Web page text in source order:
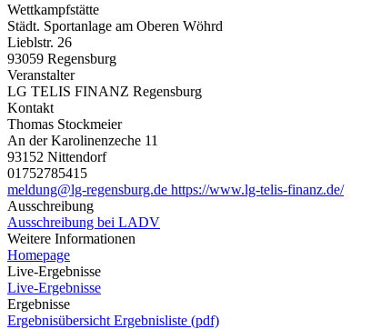
Wettkampfstätte
Städt. Sportanlage am Oberen Wöhrd
Lieblstr. 26
93059 Regensburg
Veranstalter
LG TELIS FINANZ Regensburg
Kontakt
Thomas Stockmeier
An der Karolinenzeche 11
93152 Nittendorf
01752785415
meldung@lg-regensburg.de https://www.lg-telis-finanz.de/
Ausschreibung
Ausschreibung bei LADV
Weitere Informationen
Homepage
Live-Ergebnisse
Live-Ergebnisse
Ergebnisse
Ergebnisübersicht Ergebnisliste (pdf)